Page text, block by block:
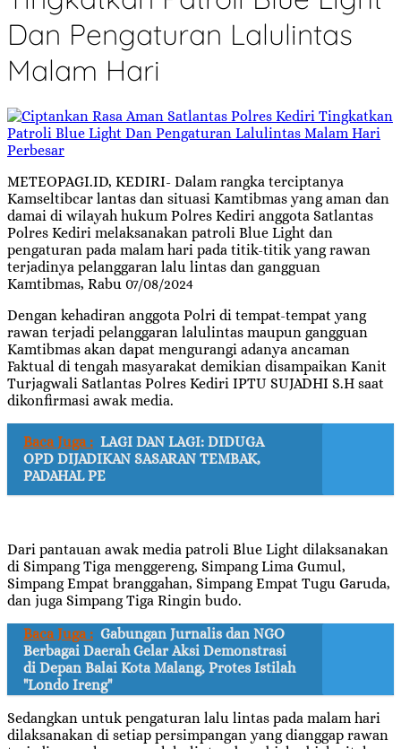
Dan Pengaturan Lalulintas
Malam Hari
Perbesar
METEOPAGI.ID, KEDIRI- Dalam rangka terciptanya
Kamseltibcar lantas dan situasi Kamtibmas yang aman dan
damai di wilayah hukum Polres Kediri anggota Satlantas
Polres Kediri melaksanakan patroli Blue Light dan
pengaturan pada malam hari pada titik-titik yang rawan
terjadinya pelanggaran lalu lintas dan gangguan
Kamtibmas, Rabu 07/08/2024
Dengan kehadiran anggota Polri di tempat-tempat yang
rawan terjadi pelanggaran lalulintas maupun gangguan
Kamtibmas akan dapat mengurangi adanya ancaman
Faktual di tengah masyarakat demikian disampaikan Kanit
Turjagwali Satlantas Polres Kediri IPTU SUJADHI S.H saat
dikonfirmasi awak media.
Baca Juga : LAGI DAN LAGI: DIDUGA
OPD DIJADIKAN SASARAN TEMBAK,
PADAHAL PE
Dari pantauan awak media patroli Blue Light dilaksanakan
di Simpang Tiga menggereng, Simpang Lima Gumul,
Simpang Empat branggahan, Simpang Empat Tugu Garuda,
dan juga Simpang Tiga Ringin budo.
Baca Juga : Gabungan Jurnalis dan NGO
Berbagai Daerah Gelar Aksi Demonstrasi
di Depan Balai Kota Malang, Protes Istilah
"Londo Ireng"
Sedangkan untuk pengaturan lalu lintas pada malam hari
dilaksanakan di setiap persimpangan yang dianggap rawan